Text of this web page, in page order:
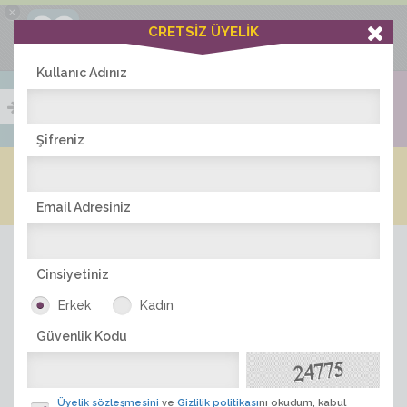
×
Ciddiask Uygulaması
+1 Hafta Gold Üyelik Kazan
Bedava - com.ciddi.ask
İNDİR
ÜYE ARA
CRETSİZ ÜYELİK
Kullanıc Adınız
Şifreniz
Email Adresiniz
Cinsiyetiniz
Erkek Kadın
Güvenlik Kodu
Üyelik sözleşmesini ve Gizlilik politikasını okudum, kabul